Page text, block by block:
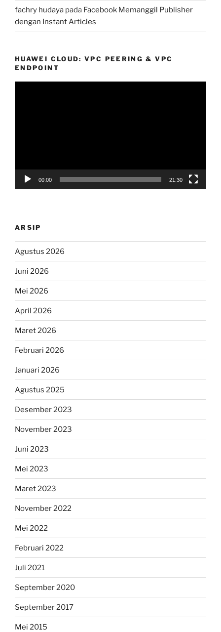
fachry hudaya pada Facebook Memanggil Publisher
dengan Instant Articles
HUAWEI CLOUD: VPC PEERING & VPC
ENDPOINT
00:00 21:30
ARSIP
Agustus 2026
Juni 2026
Mei 2026
April 2026
Maret 2026
Februari 2026
Januari 2026
Agustus 2025
Desember 2023
November 2023
Juni 2023
Mei 2023
Maret 2023
November 2022
Mei 2022
Februari 2022
Juli 2021
September 2020
September 2017
Mei 2015